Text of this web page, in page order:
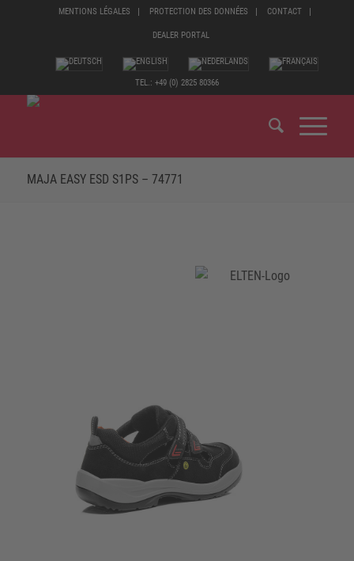
MENTIONS LÉGALES PROTECTION DES DONNÉES CONTACT
DEALER PORTAL
TEL.: +49 (0) 2825 80366
MAJA EASY ESD S1PS – 74771